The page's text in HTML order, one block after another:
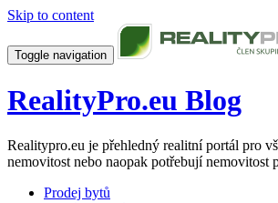
Skip to content
Toggle navigation
RealityPro.eu Blog
Realitypro.eu je přehledný realitní portál pro
nemovitost nebo naopak potřebují nemovitost
Prodej bytů